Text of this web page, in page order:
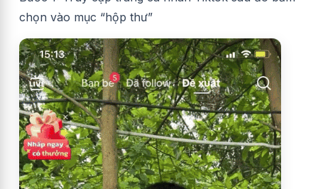
chọn vào mục “hộp thư”